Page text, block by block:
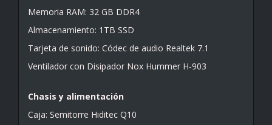
Memoria RAM: 32 GB DDR4
Almacenamiento: 1TB SSD
Tarjeta de sonido: Códec de audio Realtek 7.1
Ventilador con Disipador Nox Hummer H-903
Chasis y alimentación
Caja: Semitorre Hiditec Q10